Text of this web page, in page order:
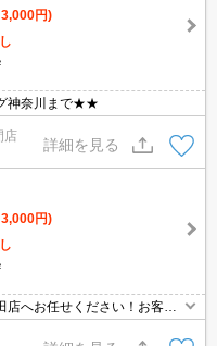
円)
神奈川まで★★
店
詳細を見る
円)
へお任せください！お客様
可能です！！お引越しのプロ
！！★